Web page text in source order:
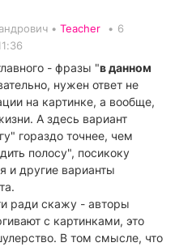
• Teacher • 6
- фразы "в данном
нужен ответ не
на картинке, а вообще,
А здесь вариант
гораздо точнее, чем
полосу", посикоку
и другие варианты
ради скажу - авторы
с картинками, это
В том смысле, что